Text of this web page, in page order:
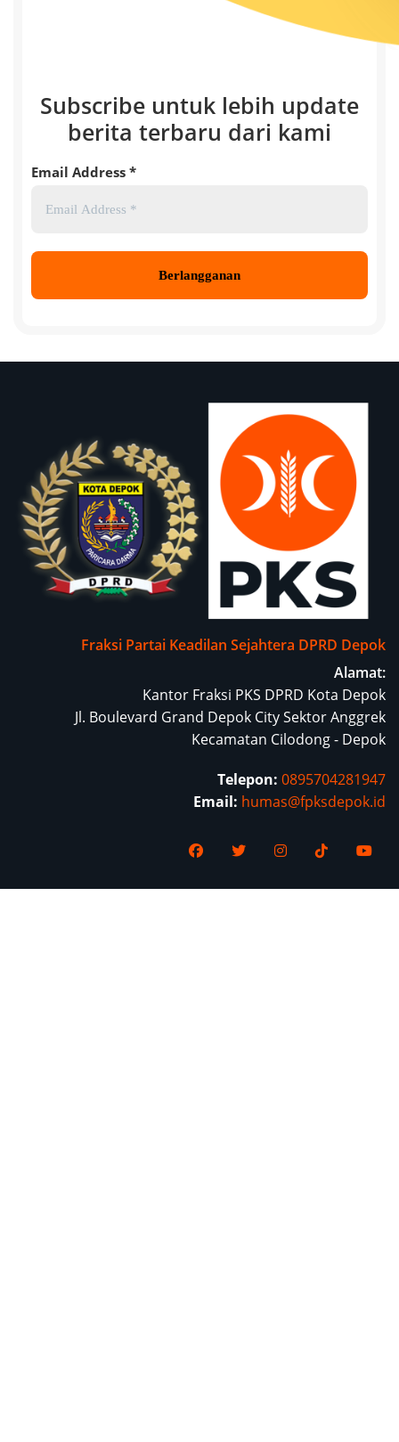
Subscribe untuk lebih update
berita terbaru dari kami
Email Address *
Fraksi Partai Keadilan Sejahtera DPRD Depok
Alamat:
Kantor Fraksi PKS DPRD Kota Depok
Jl. Boulevard Grand Depok City Sektor Anggrek
Kecamatan Cilodong - Depok
Telepon: 0895704281947
Email: humas@fpksdepok.id